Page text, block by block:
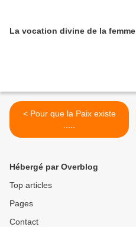
La vocation divine de la femme
< Pour que la Paix existe
Hébergé par Overblog
Top articles
Pages
Contact